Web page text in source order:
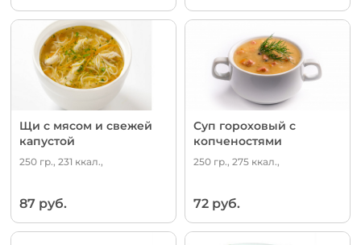
Щи с мясом и свежей
капустой
250 гр., 231 ккал.,
87 руб.
Суп гороховый с
копченостями
250 гр., 275 ккал.,
72 руб.